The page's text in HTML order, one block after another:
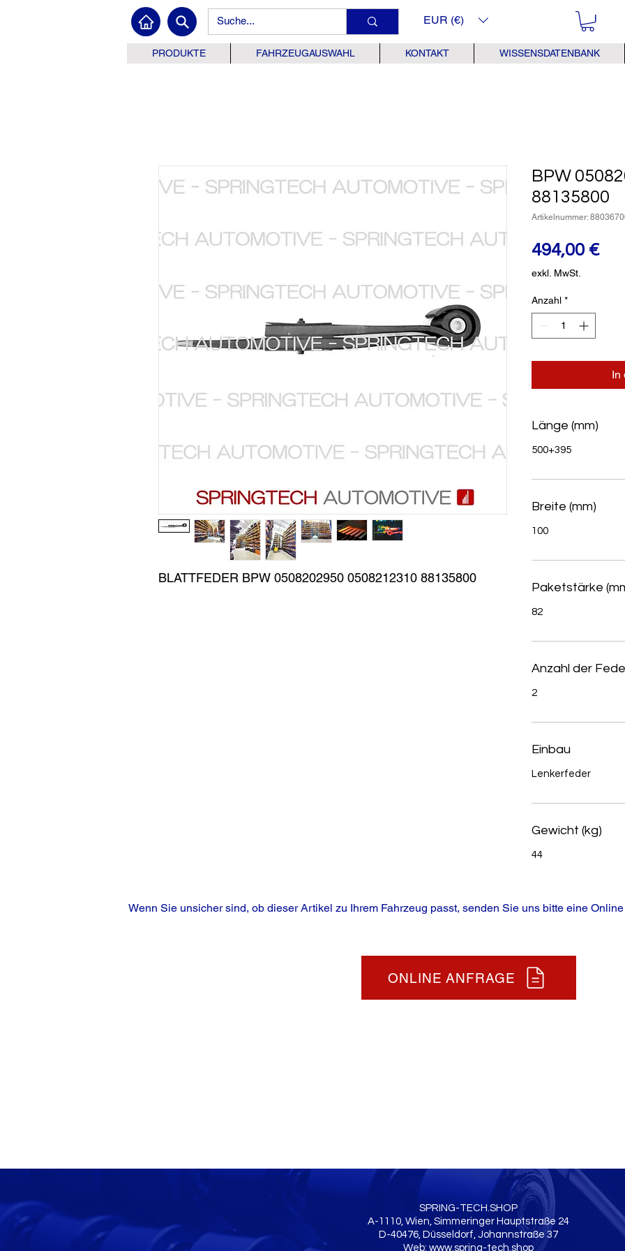
EUR (€)
PRODUKTE FAHRZEUGAUSWAHL KONTAKT WISSENSDATENBANK
BLATTFEDER BPW 0508202950 0508212310 88135800
BPW
88135800
Artikelnummer:
494,00 €
exkl. MwSt.
Anzahl *
In
Länge (mm)
500+395
Breite (mm)
100
Paketstärke
82
Anzahl der
2
Einbau
Lenkerfeder
Gewicht (kg)
44
Wenn Sie unsicher sind, ob dieser Artikel zu Ihrem Fahrzeug passt, senden Sie uns bitte eine
ONLINE ANFRAGE
SPRING-TECH.SHOP
A-1110, Wien, Simmeringer Hauptstraße 24
D-40476, Düsseldorf, Johannstraße 37
Web: www.spring-tech.shop